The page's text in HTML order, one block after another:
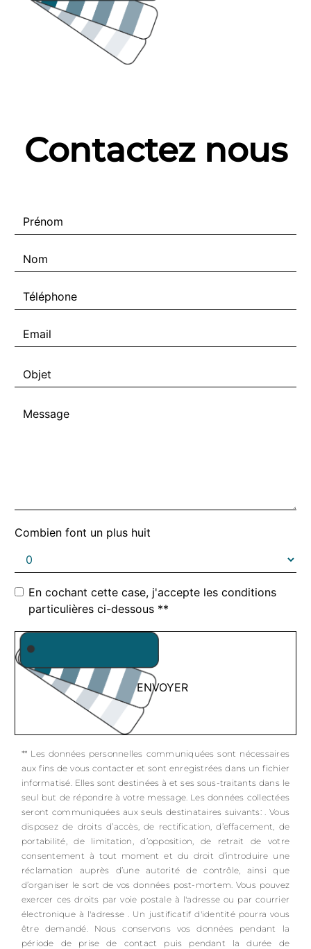
Contactez nous
Combien font un plus huit
En cochant cette case, j'accepte les conditions
particulières ci-dessous **
ENVOYER
** Les données personnelles communiquées sont nécessaires
aux fins de vous contacter et sont enregistrées dans un fichier
informatisé. Elles sont destinées à et ses sous-traitants dans le
seul but de répondre à votre message. Les données collectées
seront communiquées aux seuls destinataires suivants: . Vous
disposez de droits d’accès, de rectification, d’effacement, de
portabilité, de limitation, d’opposition, de retrait de votre
consentement à tout moment et du droit d’introduire une
réclamation auprès d’une autorité de contrôle, ainsi que
d’organiser le sort de vos données post-mortem. Vous pouvez
exercer ces droits par voie postale à l'adresse ou par courrier
électronique à l'adresse . Un justificatif d'identité pourra vous
être demandé. Nous conservons vos données pendant la
période de prise de contact puis pendant la durée de